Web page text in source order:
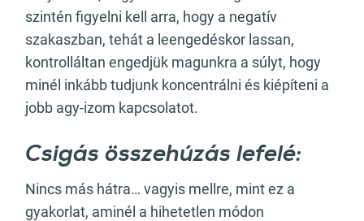
szintén figyelni kell arra, hogy a negatív
szakaszban, tehát a leengedéskor lassan,
kontrolláltan engedjük magunkra a súlyt, hogy
minél inkább tudjunk koncentrálni és kiépíteni a
jobb agy-izom kapcsolatot.
Csigás összehúzás lefelé:
Nincs más hátra… vagyis mellre, mint ez a
gyakorlat, aminél a hihetetlen módon